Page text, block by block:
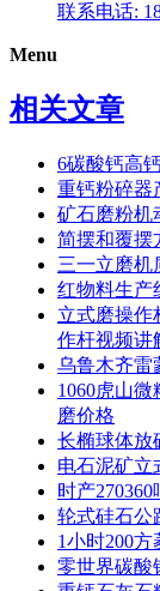
联系电话:
Menu
相关文章
6碳酸钙高
重钙粉碎器
矿石磨粉机
简摆和覆摆
三一立磨机
红物料生产
立式磨操作
作杆视频讲
乌鲁木齐雷
1060虎山
磨价格
长椭球体放
电石泥矿立
时产
轮式硅石公
1小时200
零世界碳酸